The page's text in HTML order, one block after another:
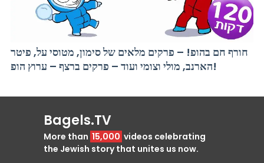
חורף חם בהופ! – פרקים מלאים של סימון, מטוסי על, פיטר
הארנב, מולי וצומי ועוד – פרקים ברצף – ערוץ הופ!
Bagels.TV
More than 15,000 videos celebrating
the Jewish story that unites us now.